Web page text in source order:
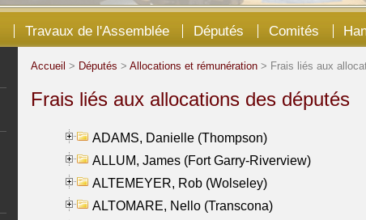
Travaux de l'Assemblée Députés Comités
Accueil > Députés > Allocations et rémunération > Frais liés aux
Frais liés aux allocations des députés
ADAMS, Danielle (Thompson)
ALLUM, James (Fort Garry-Riverview)
ALTEMEYER, Rob (Wolseley)
ALTOMARE, Nello (Transcona)